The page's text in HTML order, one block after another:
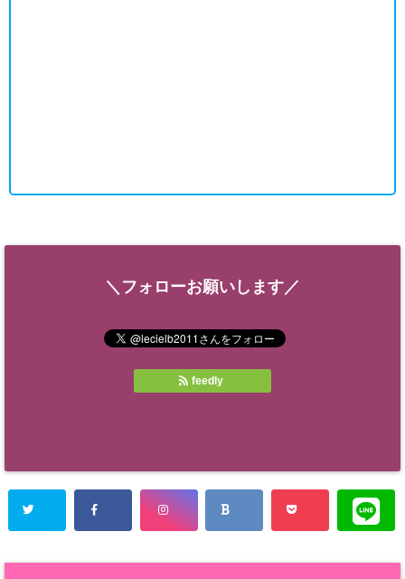
＼フォローお願いします／
feedly